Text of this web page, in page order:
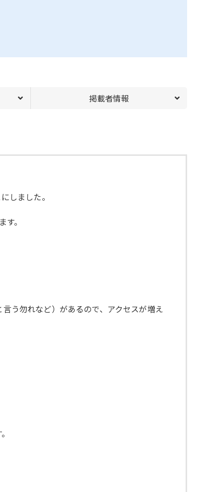
掲載者情報
しました。
。
う勿れなど）があるので、アクセスが増え